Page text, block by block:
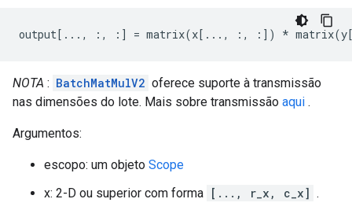
output[..., :, :] = matrix(x[..., :, :]) * matrix(y
NOTA : BatchMatMulV2 oferece suporte à transmissão
nas dimensões do lote. Mais sobre transmissão aqui .
Argumentos:
escopo: um objeto Scope
x: 2-D ou superior com forma [..., r_x, c_x] .